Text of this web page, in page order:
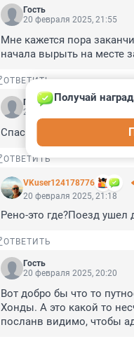
Гость
20 февраля 2025, 21:55
Мне кажется пора
начала вырыть на месте
ОТВЕТИТЬ
Гость
20 февраля 2025, 21:24
Спасибо,мне не
ОТВЕТИТЬ
VKuser124178776
Получай
20 февраля 2025, 21:18
Рено-это где?Поезд
ОТВЕТИТЬ
Гость
20 февраля 2025, 20:20
Вот добро бы что то
Хонды. А это какой то
посланв видимо, чтобы